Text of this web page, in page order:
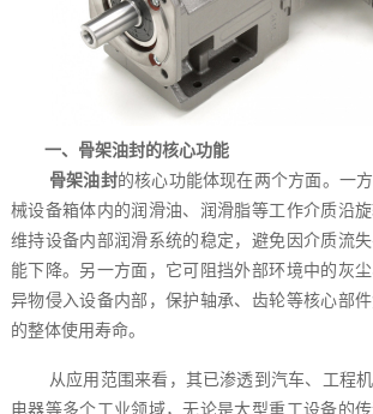
一、骨架油封的核心功能
骨架油封的核心功能体现在两个方面。一
械设备箱体内的润滑油、润滑脂等工作介质沿旋
维持设备内部润滑系统的稳定，避免因介质流
能下降。另一方面，它可阻挡外部环境中的灰
异物侵入设备内部，保护轴承、齿轮等核心部
的整体使用寿命。
从应用范围来看，其已渗透到汽车、工程
电器等多个工业领域，无论是大型重工设备的